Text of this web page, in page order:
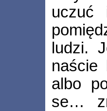
uczuć
ludzi.
naście
albo
se…